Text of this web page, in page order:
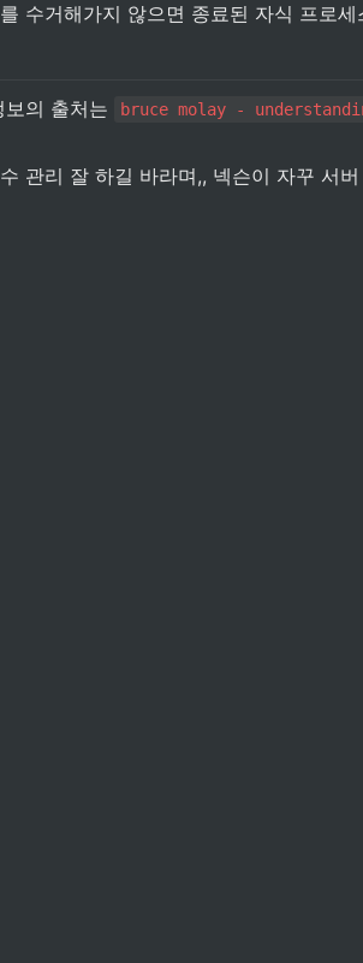
수거해가지 않으면 종료된 자식 프로
의 출처는 bruce molay -
관리 잘 하길 바라며,, 넥슨이 자꾸 서